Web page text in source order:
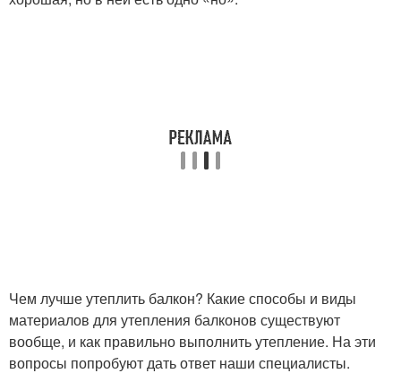
Чем лучше утеплить балкон? Какие способы и виды
материалов для утепления балконов существуют
вообще, и как правильно выполнить утепление. На эти
вопросы попробуют дать ответ наши специалисты.